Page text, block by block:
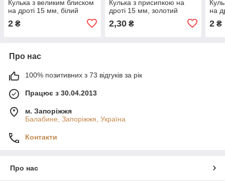
Кулька з великим блиском
на дроті 15 мм, білий
2 ₴
Кулька з присипкою на
дроті 15 мм, золотий
2,30₴
на
2 ₴
Про нас
100% позитивних з 73 відгуків за рік
Працює з 30.04.2013
м. Запоріжжя
Балабине, Запоріжжя, Україна
Контакти
Про нас